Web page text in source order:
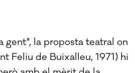
la proposta teatral on
Feliu de Buixalleu, 1971) hi